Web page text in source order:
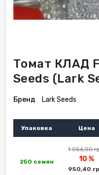
Томат КЛАД
Seeds (Lark
Бренд Lark Seeds
Упаковка Цена
250 семян
1 056,00
10 %
950,40